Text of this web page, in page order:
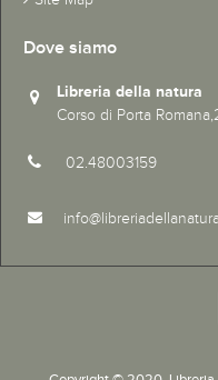
Dove siamo
Libreria della natura
Corso di Porta
02.48003159